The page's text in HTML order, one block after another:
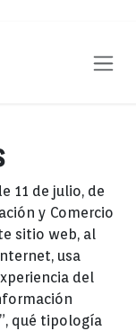
11 de julio, de
y Comercio
sitio web, al
usa
del
qué tipología